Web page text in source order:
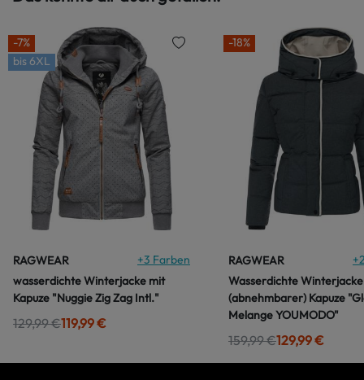
-7%
bis6XL
RAGWEAR +3 Farben
wasserdichte Winterjacke mit
Kapuze "Nuggie Zig Zag Intl."
129,99 €119,99 €
-18%
RAGWEAR +
Wasserdichte
(abnehmbarer) Kapuze
Melange YOUMODO"
159,99 €129,99 €